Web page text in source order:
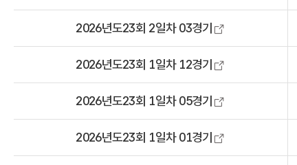
2026년도23회 2일차 03경기
2026년도23회 1일차 12경기
2026년도23회 1일차 05경기
2026년도23회 1일차 01경기